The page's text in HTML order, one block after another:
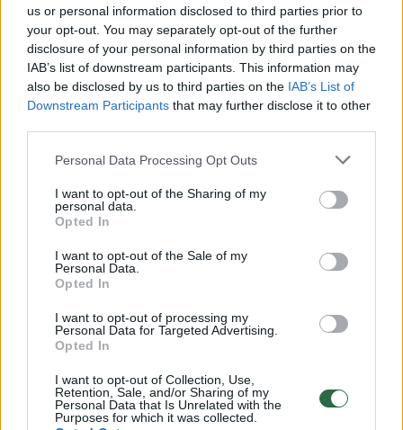
us or personal information disclosed to third parties prior to
your opt-out. You may separately opt-out of the further
disclosure of your personal information by third parties on the
IAB’s list of downstream participants. This information may
also be disclosed by us to third parties on the IAB’s List of
Downstream Participants that may further disclose it to other
Personal Data Processing Opt Outs
I want to opt-out of the Sharing of my
personal data.
Opted In
I want to opt-out of the Sale of my
Personal Data.
Opted In
I want to opt-out of processing my
Personal Data for Targeted Advertising.
Opted In
I want to opt-out of Collection, Use,
Retention, Sale, and/or Sharing of my
Personal Data that Is Unrelated with the
Purposes for which it was collected.
Komentuoti gali tik Lrytas registruoti vartotojai.
Prisijunkite prie registruotų vartotojų
bendruomenės ir bendraukite komentaruose!
Rodyti komentarus
Prisijungti komentatoriams